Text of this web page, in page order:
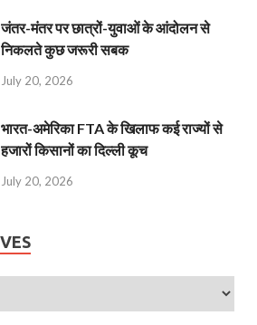
जंतर-मंतर पर छात्रों-युवाओं के आंदोलन से
निकलते कुछ जरूरी सबक
July 20, 2026
भारत-अमेरिका FTA के खिलाफ कई राज्यों से
हजारों किसानों का दिल्ली कूच
July 20, 2026